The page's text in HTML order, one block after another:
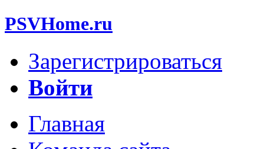
PSVHome.ru
Зарегистрироваться
Войти
Главная